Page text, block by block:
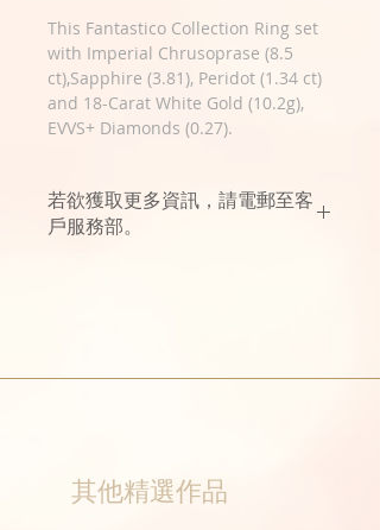
This Fantastico Collection Ring set
with Imperial Chrusoprase (8.5
ct),Sapphire (3.81), Peridot (1.34 ct)
and 18-Carat White Gold (10.2g),
EVVS+ Diamonds (0.27).
若欲獲取更多資訊，請電郵至客
戶服務部。
其他精選作品